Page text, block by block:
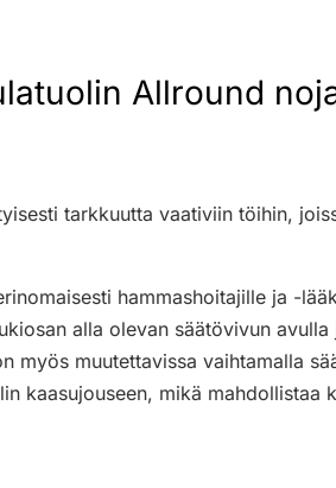
Allround
tarkkuutta vaativiin töihin,
hammashoitajille ja -
alla olevan säätövivun
myös muutettavissa vaihtamalla
kaasujouseen, mikä mahdollistaa